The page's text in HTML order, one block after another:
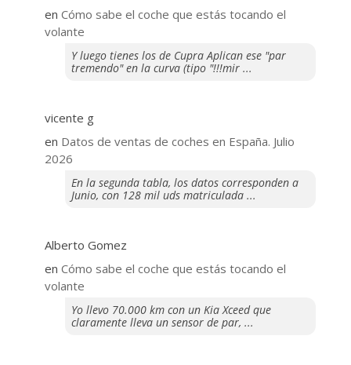
en ​Cómo sabe el coche que estás tocando el
volante
Y luego tienes los de Cupra Aplican ese "par
tremendo" en la curva (tipo "!!!mir ...
vicente g
en Datos de ventas de coches en España. Julio
2026
En la segunda tabla, los datos corresponden a
Junio, con 128 mil uds matriculada ...
Alberto Gomez
en ​Cómo sabe el coche que estás tocando el
volante
Yo llevo 70.000 km con un Kia Xceed que
claramente lleva un sensor de par, ...